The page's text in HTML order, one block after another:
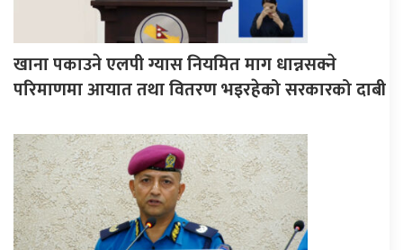
खाना पकाउने एलपी ग्यास नियमित माग धान्नसक्ने
परिमाणमा आयात तथा वितरण भइरहेको सरकारको दाबी